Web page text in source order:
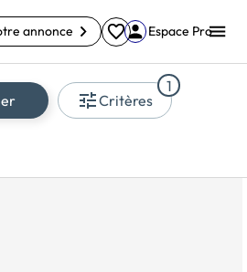
annonce Espace Pro
Critères
1